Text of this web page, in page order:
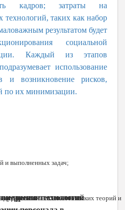
кадров; затраты на
технологий, таких как набор
результатом будет
социальной
Каждый из этапов
использование
и возникновение рисков,
по их минимизации.
и выполненных задач;
опыта психологических теорий и
технологии:
технологий